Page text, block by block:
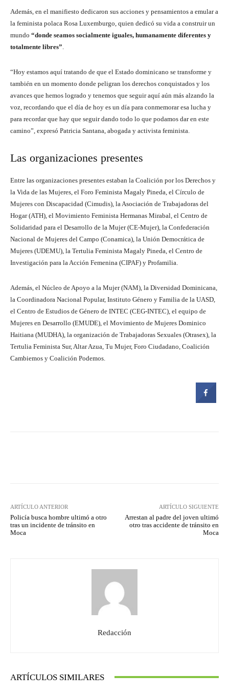
Además, en el manifiesto dedicaron sus acciones y pensamientos a emular a
la feminista polaca Rosa Luxemburgo, quien dedicó su vida a construir un
mundo “donde seamos socialmente iguales, humanamente diferentes y
totalmente libres”
“Hoy estamos aquí tratando de que el Estado dominicano se transforme y
también en un momento donde peligran los derechos conquistados y los
avances que hemos logrado y tenemos que seguir aquí aún más alzando la
voz, recordando que el día de hoy es un día para conmemorar esa lucha y
para recordar que hay que seguir dando todo lo que podamos dar en este
camino”, expresó Patricia Santana, abogada y activista feminista.
Las organizaciones presentes
Entre las organizaciones presentes estaban la Coalición por los Derechos y
la Vida de las Mujeres, el Foro Feminista Magaly Pineda, el Círculo de
Mujeres con Discapacidad (Cimudis), la Asociación de Trabajadoras del
Hogar (ATH), el Movimiento Feminista Hermanas Mirabal, el Centro de
Solidaridad para el Desarrollo de la Mujer (CE-Mujer), la Confederación
Nacional de Mujeres del Campo (Conamica), la Unión Democrática de
Mujeres (UDEMU), la Tertulia Feminista Magaly Pineda, el Centro de
Investigación para la Acción Femenina (CIPAF) y Profamilia.
Además, el Núcleo de Apoyo a la Mujer (NAM), la Diversidad Dominicana,
la Coordinadora Nacional Popular, Instituto Género y Familia de la UASD,
el Centro de Estudios de Género de INTEC (CEG-INTEC), el equipo de
Mujeres en Desarrollo (EMUDE), el Movimiento de Mujeres Dominico
Haitiana (MUDHA), la organización de Trabajadoras Sexuales (Otrasex), la
Tertulia Feminista Sur, Altar Azua, Tu Mujer, Foro Ciudadano, Coalición
Cambiemos y Coalición Podemos.
ARTÍCULO ANTERIOR
Policía busca hombre ultimó a otro
tras un incidente de tránsito en
Moca
ARTÍCULO SIGUIENTE
Arrestan al padre del joven ultimó
otro tras accidente de tránsito en
Moca
Redacción
ARTÍCULOS SIMILARES